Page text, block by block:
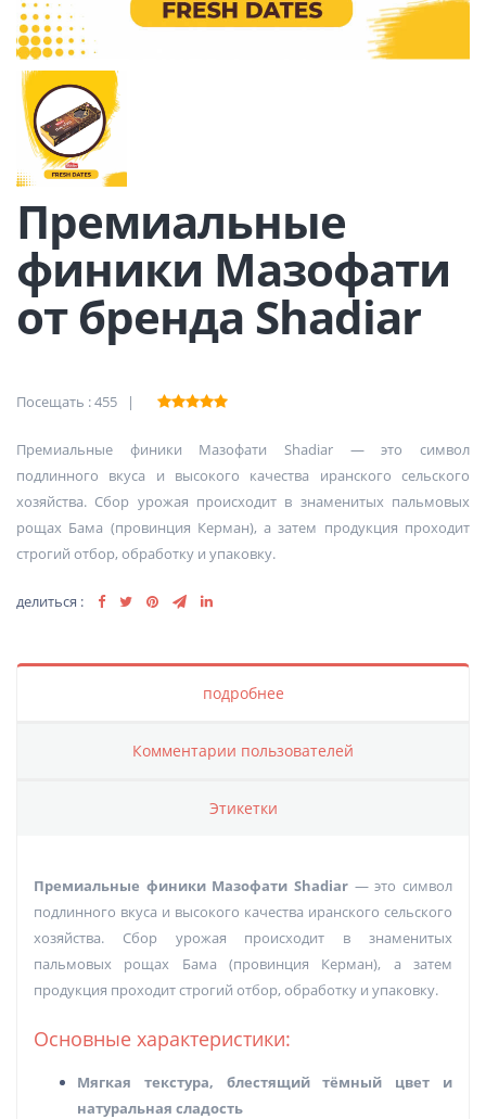
Премиальные
финики Мазофати
от бренда Shadiar
Посещать : 455 |
Премиальные финики Мазофати Shadiar — это символ
подлинного вкуса и высокого качества иранского сельского
хозяйства. Сбор урожая происходит в знаменитых пальмовых
рощах Бама (провинция Керман), а затем продукция проходит
строгий отбор, обработку и упаковку.
делиться :
подробнее
Комментарии пользователей
Этикетки
Премиальные финики Мазофати Shadiar — это символ
подлинного вкуса и высокого качества иранского сельского
хозяйства. Сбор урожая происходит в знаменитых
пальмовых рощах Бама (провинция Керман), а затем
продукция проходит строгий отбор, обработку и упаковку.
Основные характеристики:
Мягкая текстура, блестящий тёмный цвет и
натуральная сладость